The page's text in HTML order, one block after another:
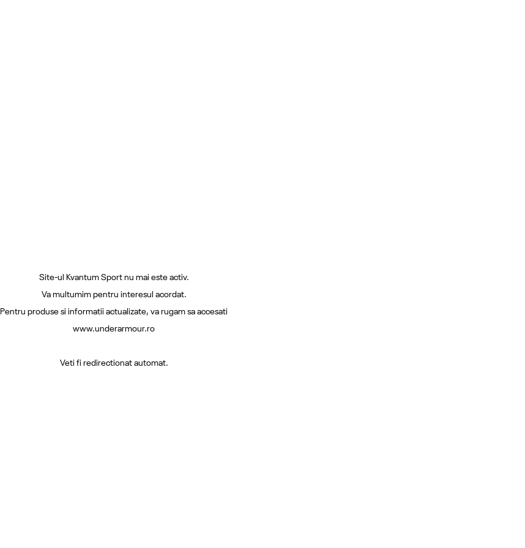
Site-ul Kvantum Sport nu mai este activ.
Va multumim pentru interesul acordat.
Pentru produse si informatii actualizate, va rugam sa accesati
www.underarmour.ro
Veti fi redirectionat automat.